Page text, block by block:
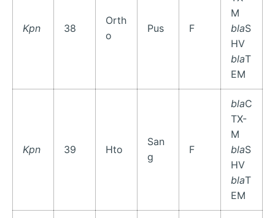
Kpn 38
Orth
o
Pus F
M
blaS
HV
blaT
EM
Kpn 39 Hto
San
g
F
blaC
TX-
M
blaS
HV
blaT
EM